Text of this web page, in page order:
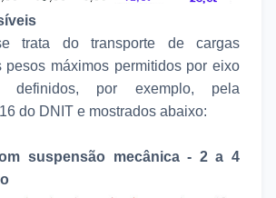
trata do transporte de cargas
pesos máximos permitidos por eixo
definidos, por exemplo, pela
do DNIT e mostrados abaixo:
suspensão mecânica - 2 a 4